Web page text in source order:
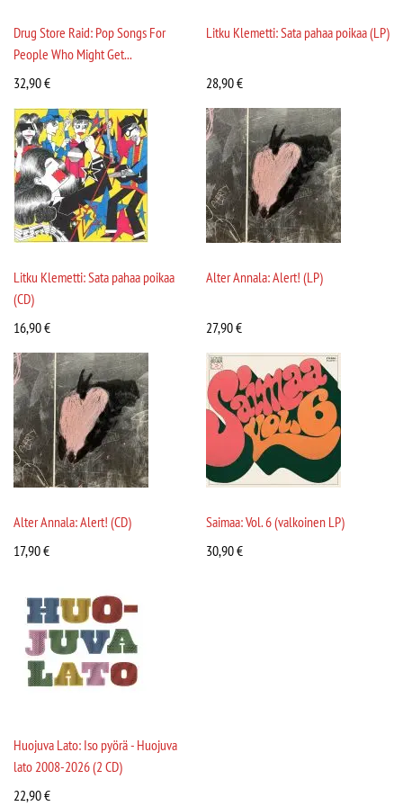
Drug Store Raid: Pop Songs For
People Who Might Get...
32,90€
Litku Klemetti: Sata pahaa poikaa (LP)
28,90€
Litku Klemetti: Sata pahaa poikaa
(CD)
16,90€
Alter Annala: Alert! (LP)
27,90€
Alter Annala: Alert! (CD)
17,90€
Saimaa: Vol. 6 (valkoinen LP)
30,90€
Huojuva Lato: Iso pyörä - Huojuva
lato 2008-2026 (2 CD)
22,90€